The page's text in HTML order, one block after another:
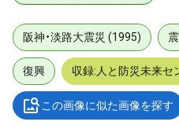
阪神・淡路大震災 (1995)
復興 収録:人と防災未来
この画像に似た画像を探す